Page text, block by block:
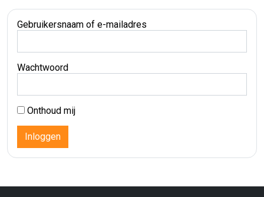
Gebruikersnaam of e-mailadres
Wachtwoord
Onthoud mij